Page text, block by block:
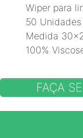
Wiper para
50 Unidades
Medida
100%
FAÇA